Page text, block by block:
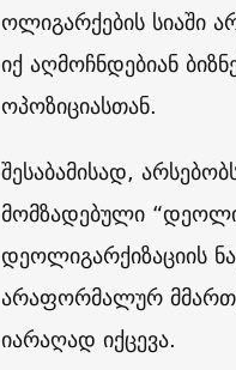
ოლიგარქების სიაში
იქ აღმოჩნდებიან
ოპოზიციასთან.
შესაბამისად,
მომზადებული
დეოლიგარქიზაციის
არაფორმალურ
იარაღად იქცევა.